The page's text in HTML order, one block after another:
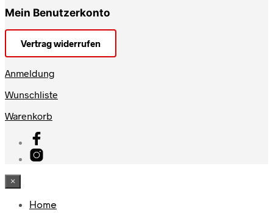
Mein Benutzerkonto
Vertrag widerrufen
Anmeldung
Wunschliste
Warenkorb
×
Home